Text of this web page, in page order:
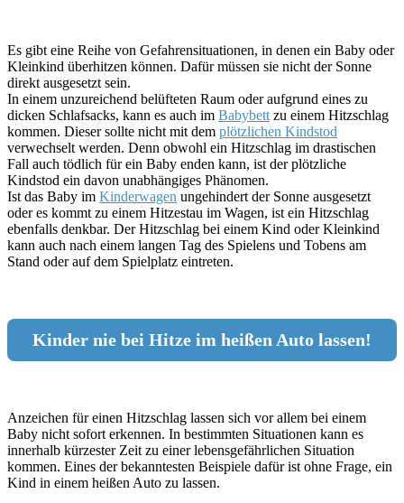
Es gibt eine Reihe von Gefahrensituationen, in denen ein Baby oder
Kleinkind überhitzen können. Dafür müssen sie nicht der Sonne
direkt ausgesetzt sein.
In einem unzureichend belüfteten Raum oder aufgrund eines zu
dicken Schlafsacks, kann es auch im Babybett zu einem Hitzschlag
kommen. Dieser sollte nicht mit dem plötzlichen Kindstod
verwechselt werden. Denn obwohl ein Hitzschlag im drastischen
Fall auch tödlich für ein Baby enden kann, ist der plötzliche
Kindstod ein davon unabhängiges Phänomen.
Ist das Baby im Kinderwagen ungehindert der Sonne ausgesetzt
oder es kommt zu einem Hitzestau im Wagen, ist ein Hitzschlag
ebenfalls denkbar. Der Hitzschlag bei einem Kind oder Kleinkind
kann auch nach einem langen Tag des Spielens und Tobens am
Stand oder auf dem Spielplatz eintreten.
Kinder nie bei Hitze im heißen Auto lassen!
Anzeichen für einen Hitzschlag lassen sich vor allem bei einem
Baby nicht sofort erkennen. In bestimmten Situationen kann es
innerhalb kürzester Zeit zu einer lebensgefährlichen Situation
kommen. Eines der bekanntesten Beispiele dafür ist ohne Frage, ein
Kind in einem heißen Auto zu lassen.